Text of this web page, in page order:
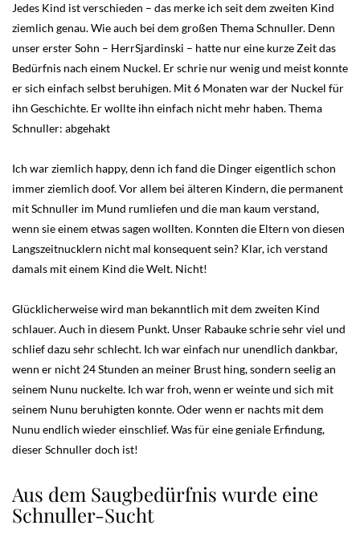
Jedes Kind ist verschieden – das merke ich seit dem zweiten Kind
ziemlich genau. Wie auch bei dem großen Thema Schnuller. Denn
unser erster Sohn – HerrSjardinski – hatte nur eine kurze Zeit das
Bedürfnis nach einem Nuckel. Er schrie nur wenig und meist konnte
er sich einfach selbst beruhigen. Mit 6 Monaten war der Nuckel für
ihn Geschichte. Er wollte ihn einfach nicht mehr haben. Thema
Schnuller: abgehakt
Ich war ziemlich happy, denn ich fand die Dinger eigentlich schon
immer ziemlich doof. Vor allem bei älteren Kindern, die permanent
mit Schnuller im Mund rumliefen und die man kaum verstand,
wenn sie einem etwas sagen wollten. Konnten die Eltern von diesen
Langszeitnucklern nicht mal konsequent sein? Klar, ich verstand
damals mit einem Kind die Welt. Nicht!
Glücklicherweise wird man bekanntlich mit dem zweiten Kind
schlauer. Auch in diesem Punkt. Unser Rabauke schrie sehr viel und
schlief dazu sehr schlecht. Ich war einfach nur unendlich dankbar,
wenn er nicht 24 Stunden an meiner Brust hing, sondern seelig an
seinem Nunu nuckelte. Ich war froh, wenn er weinte und sich mit
seinem Nunu beruhigten konnte. Oder wenn er nachts mit dem
Nunu endlich wieder einschlief. Was für eine geniale Erfindung,
dieser Schnuller doch ist!
Aus dem Saugbedürfnis wurde eine
Schnuller-Sucht